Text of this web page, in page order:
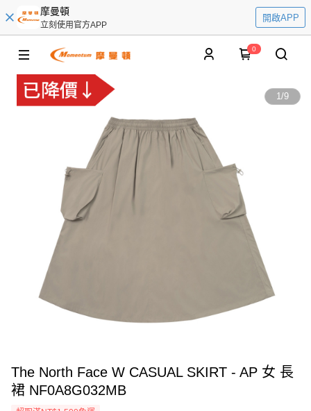
摩曼頓
立刻使用官方APP
開啟APP
0
1/9
The North Face W CASUAL SKIRT - AP 女 長
裙 NF0A8G032MB